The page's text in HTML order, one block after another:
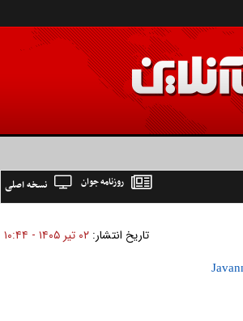
نسخه اصلی روزنامه جوان
تاریخ انتشار: ۰۲ تير ۱۴۰۵ - ۱۰:۴۴